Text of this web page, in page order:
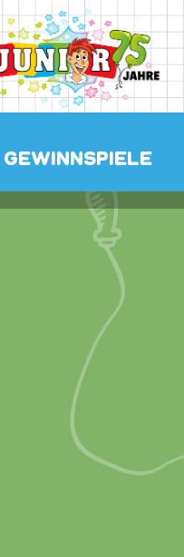
GEWINNSPIELE